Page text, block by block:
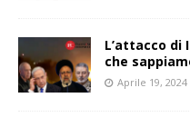
L’attacco di
che
Aprile 19, 2024